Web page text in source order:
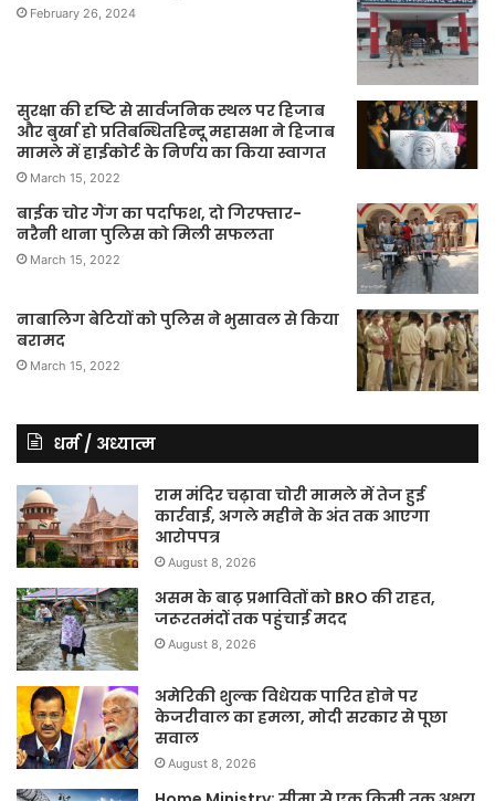
February 26, 2024
सुरक्षा की दृष्टि से सार्वजनिक स्थल पर हिजाब
और बुर्खा हो प्रतिबन्धितहिन्दू महासभा ने हिजाब
मामले में हाईकोर्ट के निर्णय का किया स्वागत
March 15, 2022
बाईक चोर गैंग का पर्दाफश, दो गिरफ्तार-
नरैनी थाना पुलिस को मिली सफलता
March 15, 2022
नाबालिग बेटियों को पुलिस ने भुसावल से किया
बरामद
March 15, 2022
धर्म / अध्यात्म
राम मंदिर चढ़ावा चोरी मामले में तेज हुई
कार्रवाई, अगले महीने के अंत तक आएगा
आरोपपत्र
August 8, 2026
असम के बाढ़ प्रभावितों को BRO की राहत,
जरूरतमंदों तक पहुंचाई मदद
August 8, 2026
अमेरिकी शुल्क विधेयक पारित होने पर
केजरीवाल का हमला, मोदी सरकार से पूछा
सवाल
August 8, 2026